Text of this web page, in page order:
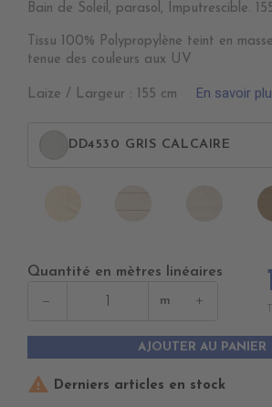
Bain de Soleil, parasol, Imputrescible.
Tissu 100% Polypropylène teint en
tenue des couleurs aux UV
Laize / Largeur : 155 cm En savoir
DD4530 GRIS CALCAIRE
DD4010
DD4030
CANVAS
Quantité en mètres linéaires
− m +
AJOUTER AU PANIER
 Derniers articles en stock